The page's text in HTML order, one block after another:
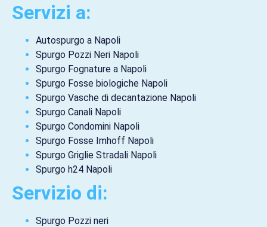
Servizi a:
Autospurgo a Napoli
Spurgo Pozzi Neri Napoli
Spurgo Fognature a Napoli
Spurgo Fosse biologiche Napoli
Spurgo Vasche di decantazione Napoli
Spurgo Canali Napoli
Spurgo Condomini Napoli
Spurgo Fosse Imhoff Napoli
Spurgo Griglie Stradali Napoli
Spurgo h24 Napoli
Servizio di:
Spurgo Pozzi neri